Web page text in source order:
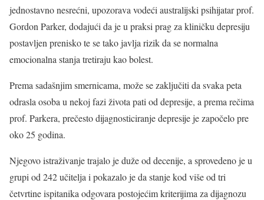
jednostavno nesrećni, upozorava vodeći australijski psihijatar prof.
Gordon Parker, dodajući da je u praksi prag za kliničku depresiju
postavljen prenisko te se tako javlja rizik da se normalna
emocionalna stanja tretiraju kao bolest.
Prema sadašnjim smernicama, može se zaključiti da svaka peta
odrasla osoba u nekoj fazi života pati od depresije, a prema rečima
prof. Parkera, prečesto dijagnosticiranje depresije je započelo pre
oko 25 godina.
Njegovo istraživanje trajalo je duže od decenije, a sprovedeno je u
grupi od 242 učitelja i pokazalo je da stanje kod više od tri
četvrtine ispitanika odgovara postojećim kriterijima za dijagnozu